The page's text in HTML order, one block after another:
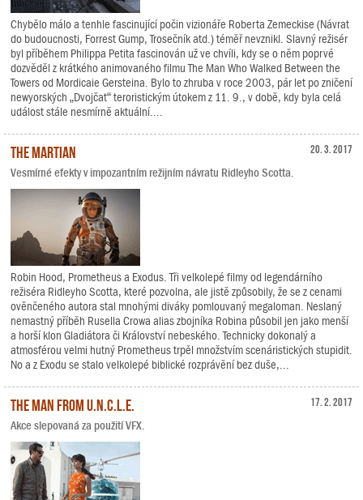
Chybělo málo a tenhle fascinující počin vizionáře Roberta Zemeckise (Návrat
do budoucnosti, Forrest Gump, Trosečník atd.) téměř nevznikl. Slavný režisér
byl příběhem Philippa Petita fascinován už ve chvíli, kdy se o něm poprvé
dozvěděl z krátkého animovaného filmu The Man Who Walked Between the
Towers od Mordicaie Gersteina. Bylo to zhruba v roce 2003, pár let po zničení
newyorských „Dvojčat“ teroristickým útokem z 11. 9., v době, kdy byla celá
událost stále nesmírně aktuální....
20. 3. 2017
The Martian
Vesmírné efekty v impozantním režijním návratu Ridleyho Scotta.
Robin Hood, Prometheus a Exodus. Tři velkolepé filmy od legendárního
režiséra Ridleyho Scotta, které pozvolna, ale jistě způsobily, že se z cenami
ověnčeného autora stal mnohými diváky pomlouvaný megaloman. Neslaný
nemastný příběh Rusella Crowa alias zbojníka Robina působil jen jako menší
a horší klon Gladiátora či Království nebeského. Technicky dokonalý a
atmosférou velmi hutný Prometheus trpěl množstvím scenáristických stupidit.
No a z Exodu se stalo velkolepé biblické rozprávění bez duše,...
17. 2. 2017
The Man from U.N.C.L.E.
Akce slepovaná za použití VFX.